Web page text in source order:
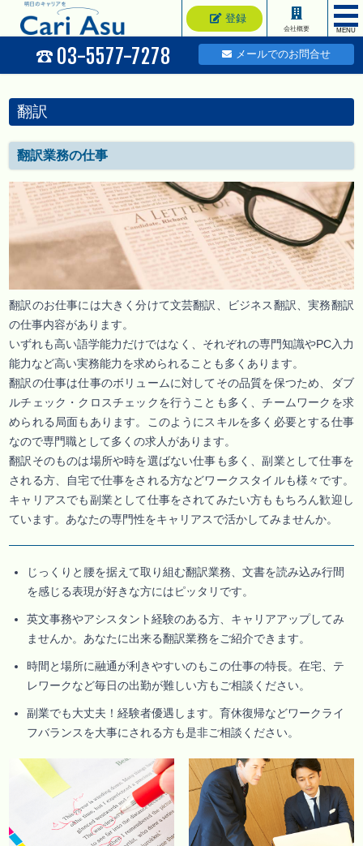
登録
会社概要 MENU
03-5577-7278 メールでのお問合せ
翻訳
翻訳業務の仕事
翻訳のお仕事には大きく分けて文芸翻訳、ビジネス翻訳、実務翻訳
の仕事内容があります。
いずれも高い語学能力だけではなく、それぞれの専門知識やPC入力
能力など高い実務能力を求められることも多くあります。
翻訳の仕事は仕事のボリュームに対してその品質を保つため、ダブ
ルチェック・クロスチェックを行うことも多く、チームワークを求
められる局面もあります。このようにスキルを多く必要とする仕事
なので専門職として多くの求人があります。
翻訳そのものは場所や時を選ばない仕事も多く、副業として仕事を
される方、自宅で仕事をされる方などワークスタイルも様々です。
キャリアスでも副業として仕事をされてみたい方ももちろん歓迎し
ています。あなたの専門性をキャリアスで活かしてみませんか。
じっくりと腰を据えて取り組む翻訳業務、文書を読み込み行間
を感じる表現が好きな方にはピッタリです。
英文事務やアシスタント経験のある方、キャリアアップしてみ
ませんか。あなたに出来る翻訳業務をご紹介できます。
時間と場所に融通が利きやすいのもこの仕事の特長。在宅、テ
レワークなど毎日の出勤が難しい方もご相談ください。
副業でも大丈夫！経験者優遇します。育休復帰などワークライ
フバランスを大事にされる方も是非ご相談ください。